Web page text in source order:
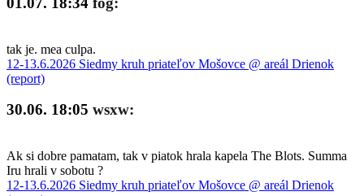
tak je. mea culpa.
12-13.6.2026 Siedmy kruh priateľov Mošovce @ areál Drienok
(report)
30.06. 18:05 wsxw:
Ak si dobre pamatam, tak v piatok hrala kapela The Blots. Summa
Iru hrali v sobotu ?
12-13.6.2026 Siedmy kruh priateľov Mošovce @ areál Drienok